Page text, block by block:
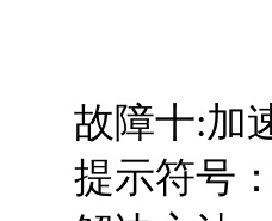
故障十:加
提示符号：